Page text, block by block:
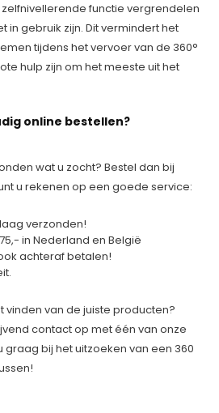
functie vergrendelen
in gebruik zijn. Dit vermindert het
tijdens het vervoer van de 360°
hulp zijn om het meeste uit het
online bestellen?
wat u zocht? Bestel dan bij
u rekenen op een goede service:
verzonden!
in Nederland en België
achteraf betalen!
vinden van de juiste producten?
contact op met één van onze
graag bij het uitzoeken van een 360